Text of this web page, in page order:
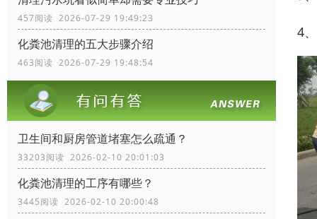
457阅读 2026-07-29 19:49:23
化粪池清理的五大步骤介绍
463阅读 2026-07-29 19:48:54
卫生间和厨房管道堵塞怎么疏通？
33203阅读 2026-02-10 20:01:03
化粪池清理的工序有哪些？
3445阅读 2026-02-10 20:00:48
4